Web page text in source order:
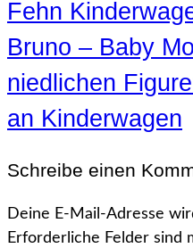
Fehn
Bruno – Baby
niedlichen
an Kinderwagen
Schreibe einen
Deine E-Mail-Adresse
Erforderliche Felder sind